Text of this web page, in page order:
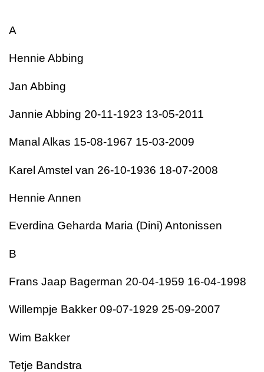
A
Hennie Abbing
Jan Abbing
Jannie Abbing 20-11-1923 13-05-2011
Manal Alkas 15-08-1967 15-03-2009
Karel Amstel van 26-10-1936 18-07-2008
Hennie Annen
Everdina Geharda Maria (Dini) Antonissen
B
Frans Jaap Bagerman 20-04-1959 16-04-1998
Willempje Bakker 09-07-1929 25-09-2007
Wim Bakker
Tetje Bandstra